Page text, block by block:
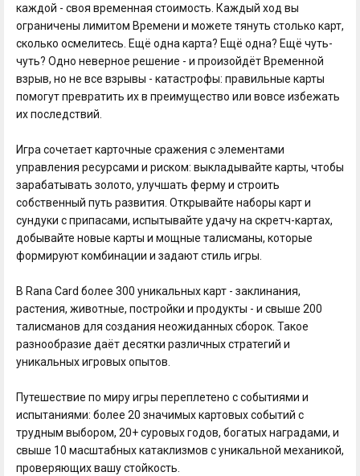
каждой - своя временная стоимость. Каждый ход вы
ограничены лимитом Времени и можете тянуть столько карт,
сколько осмелитесь. Ещё одна карта? Ещё одна? Ещё чуть-
чуть? Одно неверное решение - и произойдёт Временной
взрыв, но не все взрывы - катастрофы: правильные карты
помогут превратить их в преимущество или вовсе избежать
их последствий.
Игра сочетает карточные сражения с элементами
управления ресурсами и риском: выкладывайте карты, чтобы
зарабатывать золото, улучшать ферму и строить
собственный путь развития. Открывайте наборы карт и
сундуки с припасами, испытывайте удачу на скретч-картах,
добывайте новые карты и мощные талисманы, которые
формируют комбинации и задают стиль игры.
В Rana Card более 300 уникальных карт - заклинания,
растения, животные, постройки и продукты - и свыше 200
талисманов для создания неожиданных сборок. Такое
разнообразие даёт десятки различных стратегий и
уникальных игровых опытов.
Путешествие по миру игры переплетено с событиями и
испытаниями: более 20 значимых картовых событий с
трудным выбором, 20+ суровых годов, богатых наградами, и
свыше 10 масштабных катаклизмов с уникальной механикой,
проверяющих вашу стойкость.